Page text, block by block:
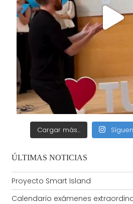
Cargar más...
ÚLTIMAS NOTICIAS
Proyecto Smart Island
Calendario exámenes